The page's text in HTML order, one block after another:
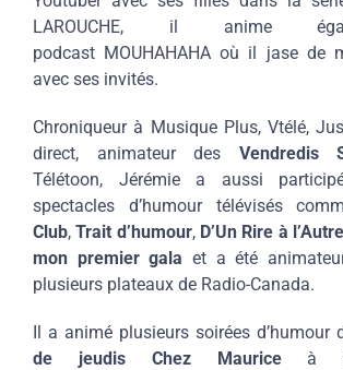
LAROUCHE, il anime
podcast MOUHAHAHA où il jase de
avec ses invités.
Chroniqueur à Musique Plus, Vtélé,
direct, animateur des Vendredis
Télétoon, Jérémie a aussi
spectacles d’humour télévisés
Club,Trait d’humour, D’Un Rire à l’Autre
mon premier gala et a été
plusieurs plateaux de Radio-Canada.
Il a animé plusieurs soirées d’humour
de jeudis Chez Mauriceà